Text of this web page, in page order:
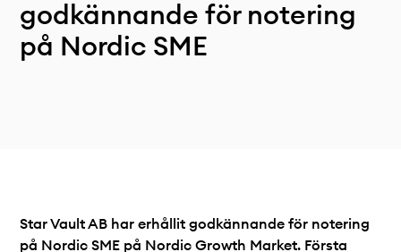
Varför koppla upp sig?
godkännande för notering
på Nordic SME
Star Vault AB har erhållit godkännande för notering
på Nordic SME på Nordic Growth Market. Första